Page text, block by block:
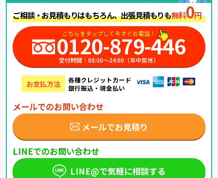
ご相談・お見積もりはもちろん、出張見積もりも無料0円
こちらをタップして今すぐお電話！
0120-879-446
受付時間：08:00～24:00（年中無休）
お支払方法
各種クレジットカード
銀行振込・現金払い
メールでのお問い合わせ
メールでお見積り
LINEでのお問い合わせ
LINE@で気軽に相談する